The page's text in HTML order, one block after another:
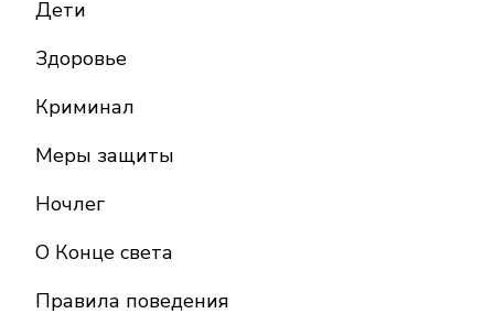
Дети
Здоровье
Криминал
Меры защиты
Ночлег
О Конце света
Правила поведения